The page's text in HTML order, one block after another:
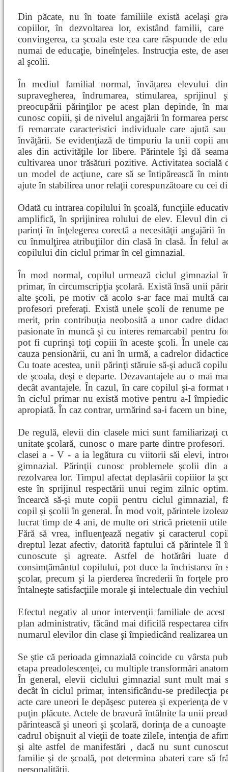
Din păcate, nu în toate familiile există acelaşi
copiilor, în dezvoltarea lor, existând familii,
convingerea, ca şcoala este cea care răspunde de
numai de educaţie, bineînţeles. Instrucţia este, de
al şcolii.
În mediul familial normal, învăţarea elevului
supravegherea, îndrumarea, stimularea,
preocupării părinţilor pe acest plan depinde, în
cunosc copiii, şi de nivelul angajării în formarea
fi remarcate caracteristici individuale care ajută
învăţării. Se evidenţiază de timpuriu la unii copii
ales din activităţile lor libere. Părintele îşi dă
cultivarea unor trăsături pozitive. Activitatea
un model de acţiune, care să se întipărească în
ajute în stabilirea unor relaţii corespunzătoare cu cei
Odată cu intrarea copilului în şcoală, funcţiile
amplifică, în sprijinirea rolului de elev. Elevul din
parinţi în înţelegerea corectă a necesităţii angajării
cu înmulţirea atribuţiilor din clasă în clasă. În felul
copilului din ciclul primar în cel gimnazial.
În mod normal, copilul urmează ciclul gimnazial
primar, în circumscripţia şcolară. Există însă unii
alte şcoli, pe motiv că acolo s-ar face mai multă
profesori preferaţi. Există unele şcoli de renume
merit, prin contribuţia neobosită a unor cadre
pasionate în muncă şi cu interes remarcabil pentru
pot fi cuprinşi toţi copiii în aceste şcoli. În unele
cauza pensionării, cu ani în urmă, a cadrelor
Cu toate acestea, unii părinţi stăruie să-şi aducă
de şcoala, deşi e departe. Dezavantajele au o mai
decât avantajele. În cazul, în care copilul şi-a
în cic!ul primar nu există motive pentru a-I
apropiată. În caz contrar, urmărind sa-i facem un
De regulă, elevii din clasele mici sunt familiarizaţi
unitate şcolară, cunosc o mare parte dintre
clasei a - V - a ia legătura cu viitorii săi elevi,
gimnazial. Părinţii cunosc problemele şcolii
rezolvarea lor. Timpul afectat deplasării copiiior la
este în sprijinul respectării unui regim zilnic
încearcă să-şi mute copii pentru ciclul gimnazial,
copil şi şcolii în general. În mod voit, părintele
lucrat timp de 4 ani, de multe ori strică prietenii
Fără să vrea, influenţează negativ şi caracterul
dreptul lezat afectiv, datorită faptului că părintele îl
cunoscute şi agreate. Astfel de hotărâri luate
consimţământul copilului, pot duce la închistarea în
şcolar, precum şi la pierderea încrederii în forţele
întalneşte satisfacţiile morale şi intelectuale din
Efectul negativ al unor intervenţii familiale de acest
plan administrativ, făcând mai dificilă respectarea
numarul elevilor din clase şi împiedicând realizarea
Se ştie că perioada gimnazială coincide cu vârsta
etapa preadolescenţei, cu multiple transformări
În general, elevii ciclului gimnazial sunt mult mai
decât în ciclul primar, intensificându-se predilecţia
acte care uneori Ie depăşesc puterea şi experienţa
puţin plăcute. Actele de bravură întâlnite la unii
părintească şi uneori şi şcolară, dorinţa de a
cadrul obişnuit al vieţii de toate zileIe, intenţia de
şi alte astfel de manifestări , dacă nu sunt
familie şi de şcoală, pot determina abateri care să
personalităţii.